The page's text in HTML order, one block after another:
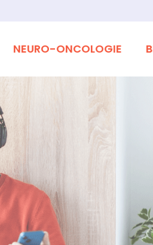
NEURO-ONCOLOGIE